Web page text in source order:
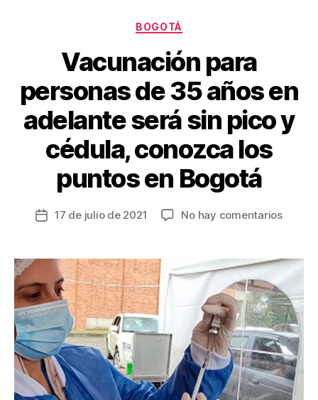
Categorías
BOGOTÁ
Vacunación para
personas de 35 años en
adelante será sin pico y
cédula, conozca los
puntos en Bogotá
Fecha
entrada
17 de julio de 2021 No hay comentariosen
de
35
años
en
será
sin
pico